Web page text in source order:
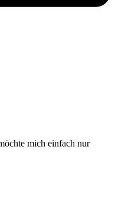
mich einfach nur